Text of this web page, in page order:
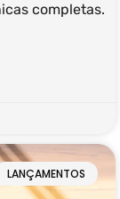
completas.
LANÇAMENTOS